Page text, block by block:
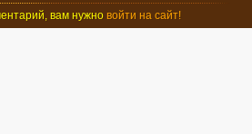
вам нужно войти на сайт!